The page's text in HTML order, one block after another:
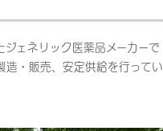
ェネリック医薬品メーカーで
造・販売、安定供給を行ってい